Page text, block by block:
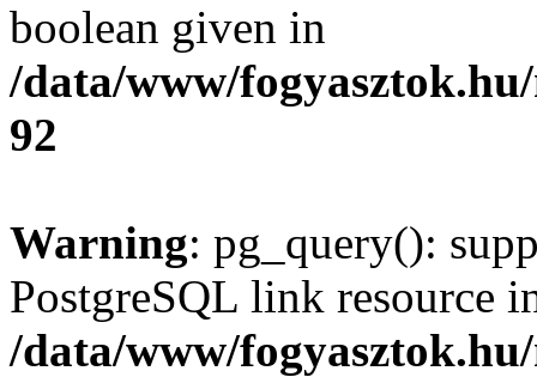
boolean given in
/data/www/
92
Warning: pg_query():
PostgreSQL link resource
/data/www/